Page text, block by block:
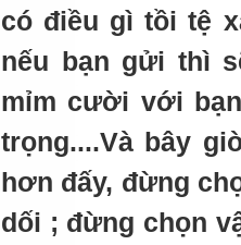
có điều gì tồi tệ
nếu bạn gửi thì
mỉm cười với
trọng....Và bây
hơn đấy, đừng
dối ; đừng chọn